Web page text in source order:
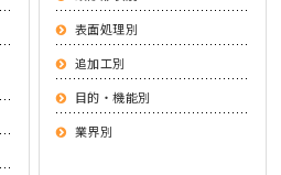
表面処理別
追加工別
目的・機能別
業界別